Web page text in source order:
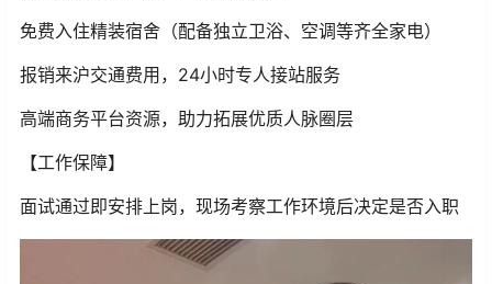
免费入住精装宿舍（配备独立卫浴、空调等齐全家电）
报销来沪交通费用，24小时专人接站服务
高端商务平台资源，助力拓展优质人脉圈层
【工作保障】
面试通过即安排上岗，现场考察工作环境后决定是否入职